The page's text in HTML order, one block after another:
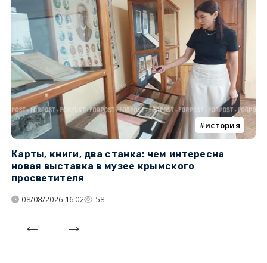
история
Карты, книги, два станка: чем интересна
новая выставка в музее крымского
просветителя
08/08/2026 16:02 58